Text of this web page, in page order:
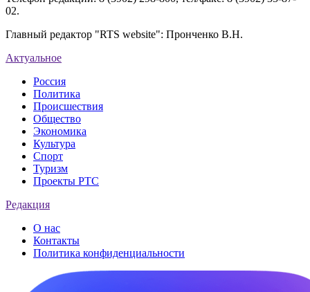
02.
Главный редактор "RTS website": Пронченко В.Н.
Актуальное
Россия
Политика
Происшествия
Общество
Экономика
Культура
Спорт
Туризм
Проекты РТС
Редакция
О нас
Контакты
Политика конфиденциальности